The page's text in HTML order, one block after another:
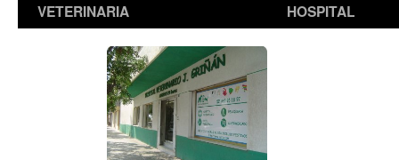
VETERINARIA
HOSPITAL